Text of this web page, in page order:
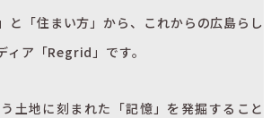
と「住まい方」から、これからの広島らし
ィア「Regrid」です。
土地に刻まれた「記憶」を発掘すること